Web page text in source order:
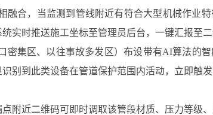
合，当监测到管线附近有符合大型机械作业
实时推送施工坐标至管理员后台，一键汇报至
集区、以往事故多发区）布设带有AI算法的
别到此类设备在管道保护范围内活动，立即触
附近二维码可即时调取该管段材质、压力等级